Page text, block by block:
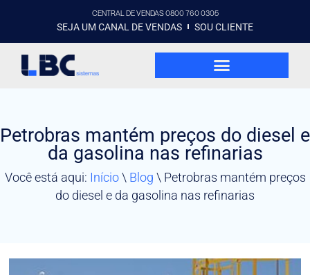
CENTRAL DE VENDAS 0800 760 0305
SEJA UM CANAL DE VENDAS SOU CLIENTE
Petrobras mantém preços do diesel e
da gasolina nas refinarias
Você está aqui: Início\ Blog \ Petrobras mantém preços
do diesel e da gasolina nas refinarias